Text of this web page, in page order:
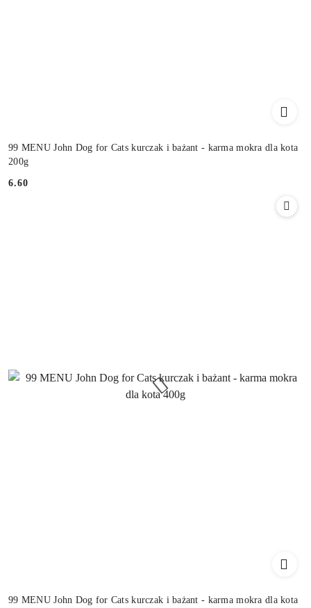
99 MENU John Dog for Cats kurczak i bażant - karma mokra dla kota
200g
Cena:
6.60
99 MENU John Dog for Cats kurczak i bażant - karma mokra dla kota